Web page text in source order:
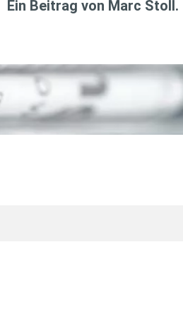
Ein Beitrag von Marc Stoll.